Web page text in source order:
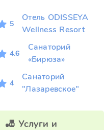
5
Отель ODISSEYA
Wellness Resort
4.6
Санаторий
«Бирюза»
4
Санаторий
"Лазаревское"
🎳 Услуги и